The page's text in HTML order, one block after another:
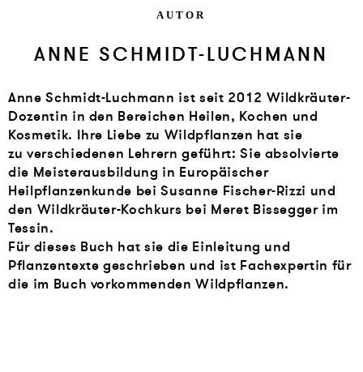
AUTOR
ANNE SCHMIDT-LUCHMANN
Anne Schmidt-Luchmann ist seit 2012 Wildkräuter-
Dozentin in den Bereichen Heilen, Kochen und
Kosmetik. Ihre Liebe zu Wildpflanzen hat sie
zu verschiedenen Lehrern geführt: Sie absolvierte
die Meisterausbildung in Europäischer
Heilpflanzenkunde bei Susanne Fischer-Rizzi und
den Wildkräuter-Kochkurs bei Meret Bissegger im
Tessin.
Für dieses Buch hat sie die Einleitung und
Pflanzentexte geschrieben und ist Fachexpertin für
die im Buch vorkommenden Wildpflanzen.